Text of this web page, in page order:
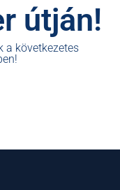
útján!
a következetes